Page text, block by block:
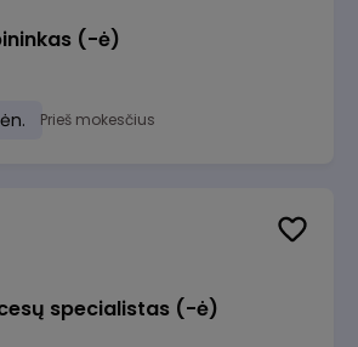
(-ė)
Prieš mokesčius
specialistas (-ė)